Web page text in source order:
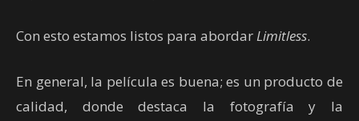
Con esto estamos listos para abordarLimitless.
En general, la película es buena; es un producto de
calidad, donde destaca la fotografía y la